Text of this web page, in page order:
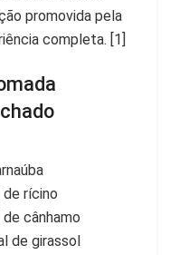
promovida pela
completa. [1]
rícino
cânhamo
de girassol